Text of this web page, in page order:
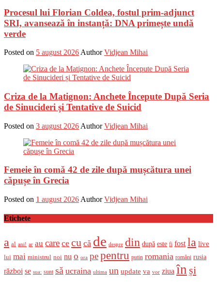
Procesul lui Florian Coldea, fostul prim-adjunct
SRI, avansează în instanță: DNA primește undă
verde
Posted on 5 august 2026 Author Vidjean Mihai
Criza de la Matignon: Anchete Începute După Seria
de Sinucideri și Tentative de Suicid
Posted on 3 august 2026 Author Vidjean Mihai
Femeie în comă 42 de zile după mușcătura unei
căpușe în Grecia
Posted on 1 august 2026 Author Vidjean Mihai
Etichete
a al ani! ar au care ce cu că de despre din după este fi fost la live
lui mai ministrul noi nu o ora pepentru putin romania români rusia
război se sua: sunt să ucraina ultima un update va vor ziua în și